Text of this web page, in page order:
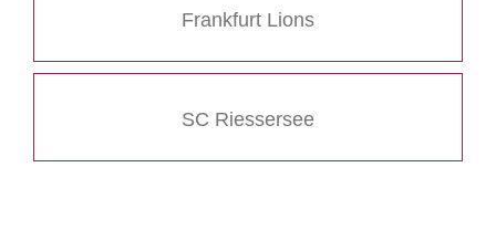
Frankfurt Lions
SC Riessersee